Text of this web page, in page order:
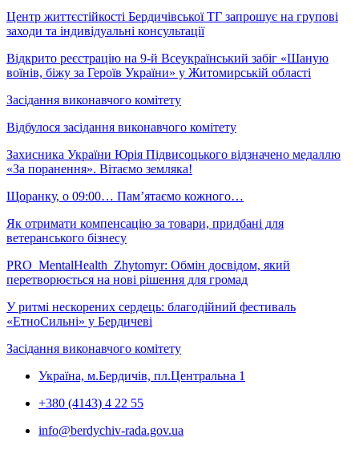
Центр життєстійкості Бердичівської ТГ запрошує на групові
заходи та індивідуальні консультації
Відкрито реєстрацію на 9-й Всеукраїнський забіг «Шаную
воїнів, біжу за Героїв України» у Житомирській області
Засідання виконавчого комітету
Відбулося засідання виконавчого комітету
Захисника України Юрія Підвисоцького відзначено медаллю
«За поранення». Вітаємо земляка!
Щоранку, о 09:00… Пам’ятаємо кожного…
Як отримати компенсацію за товари, придбані для
ветеранського бізнесу
PRO_MentalHealth_Zhytomyr: Обмін досвідом, який
перетворюється на нові рішення для громад
У ритмі нескорених сердець: благодійний фестиваль
«ЕтноСильні» у Бердичеві
Засідання виконавчого комітету
Україна, м.Бердичів, пл.Центральна 1
+380 (4143) 4 22 55
info@berdychiv-rada.gov.ua